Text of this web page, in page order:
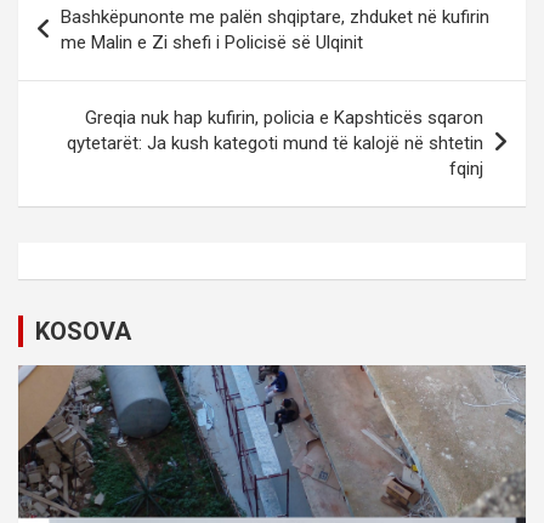
s
i
g
a
t
o
n
Bashkëpunonte me palën shqiptare, zhduket në kufirin
me Malin e Zi shefi i Policisë së Ulqinit
Greqia nuk hap kufirin, policia e Kapshticës sqaron
qytetarët: Ja kush kategoti mund të kalojë në shtetin
fqinj
KOSOVA